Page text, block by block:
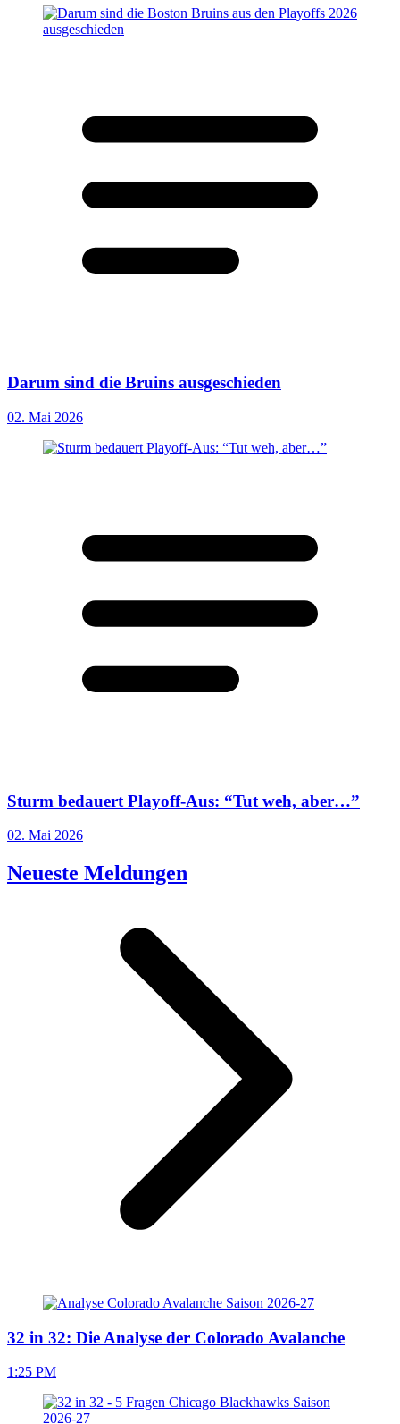
Darum sind die Bruins ausgeschieden
02. Mai 2026
Sturm bedauert Playoff-Aus: “Tut weh, aber…”
02. Mai 2026
Neueste Meldungen
32 in 32: Die Analyse der Colorado Avalanche
1:25 PM